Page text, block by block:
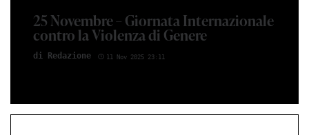
25 Novembre – Giornata Internazionale
contro la Violenza di Genere
di Red­azio­ne 11 Nov 2025 23:11